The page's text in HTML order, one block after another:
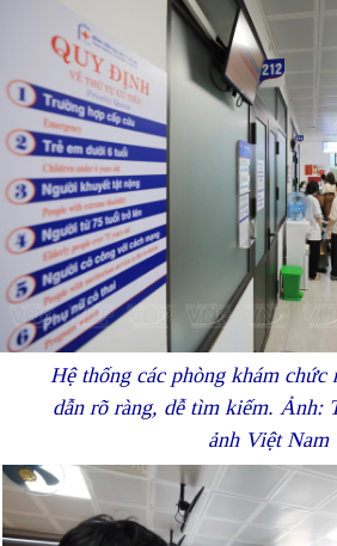
Hệ thống các phòng khám chức
dẫn rõ ràng, dễ tìm kiếm. Ảnh:
ảnh Việt Nam